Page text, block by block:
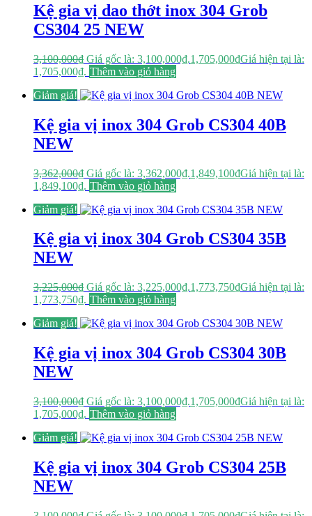
Kệ gia vị dao thớt inox 304 Grob
CS304 25 NEW
3,100,000₫ Giá gốc là: 3,100,000₫.1,705,000₫Giá hiện tại là:
1,705,000₫. Thêm vào giỏ hàng
Giảm giá!
Kệ gia vị inox 304 Grob CS304 40B
NEW
3,362,000₫ Giá gốc là: 3,362,000₫.1,849,100₫Giá hiện tại là:
1,849,100₫. Thêm vào giỏ hàng
Giảm giá!
Kệ gia vị inox 304 Grob CS304 35B
NEW
3,225,000₫ Giá gốc là: 3,225,000₫.1,773,750₫Giá hiện tại là:
1,773,750₫. Thêm vào giỏ hàng
Giảm giá!
Kệ gia vị inox 304 Grob CS304 30B
NEW
3,100,000₫ Giá gốc là: 3,100,000₫.1,705,000₫Giá hiện tại là:
1,705,000₫. Thêm vào giỏ hàng
Giảm giá!
Kệ gia vị inox 304 Grob CS304 25B
NEW